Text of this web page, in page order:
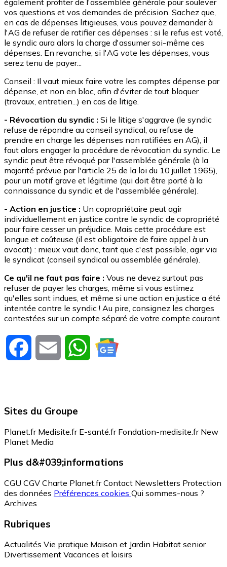
également profiter de l'assemblée générale pour soulever
vos questions et vos demandes de précision. Sachez que,
en cas de dépenses litigieuses, vous pouvez demander à
l'AG de refuser de ratifier ces dépenses : si le refus est voté,
le syndic aura alors la charge d'assumer soi-même ces
dépenses. En revanche, si l'AG vote les dépenses, vous
serez tenu de payer...
Conseil : Il vaut mieux faire votre les comptes dépense par
dépense, et non en bloc, afin d'éviter de tout bloquer
(travaux, entretien...) en cas de litige.
- Révocation du syndic : Si le litige s'aggrave (le syndic
refuse de répondre au conseil syndical, ou refuse de
prendre en charge les dépenses non ratifiées en AG), il
faut alors engager la procédure de révocation du syndic. Le
syndic peut être révoqué par l'assemblée générale (à la
majorité prévue par l'article 25 de la loi du 10 juillet 1965),
pour un motif grave et légitime (qui doit être porté à la
connaissance du syndic et de l'assemblée générale).
- Action en justice : Un copropriétaire peut agir
individuellement en justice contre le syndic de copropriété
pour faire cesser un préjudice. Mais cette procédure est
longue et coûteuse (il est obligatoire de faire appel à un
avocat) : mieux vaut donc, tant que c'est possible, agir via
le syndicat (conseil syndical ou assemblée générale).
Ce qu'il ne faut pas faire : Vous ne devez surtout pas
refuser de payer les charges, même si vous estimez
qu'elles sont indues, et même si une action en justice a été
intentée contre le syndic ! Au pire, consignez les charges
contestées sur un compte séparé de votre compte courant.
Facebook Email WhatsApp
Sites du Groupe
Planet.fr Medisite.fr E-santé.fr Fondation-medisite.fr New
Planet Media
Plus d&#039;informations
CGU CGV Charte Planet.fr Contact Newsletters Protection
des données Préférences cookies Qui sommes-nous ?
Archives
Rubriques
Actualités Vie pratique Maison et Jardin Habitat senior
Divertissement Vacances et loisirs